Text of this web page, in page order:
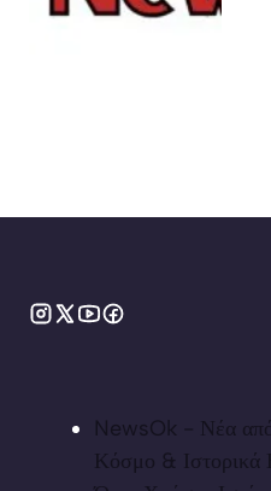
NewsOk - Νέα από
Κόσμο & Ιστορικά